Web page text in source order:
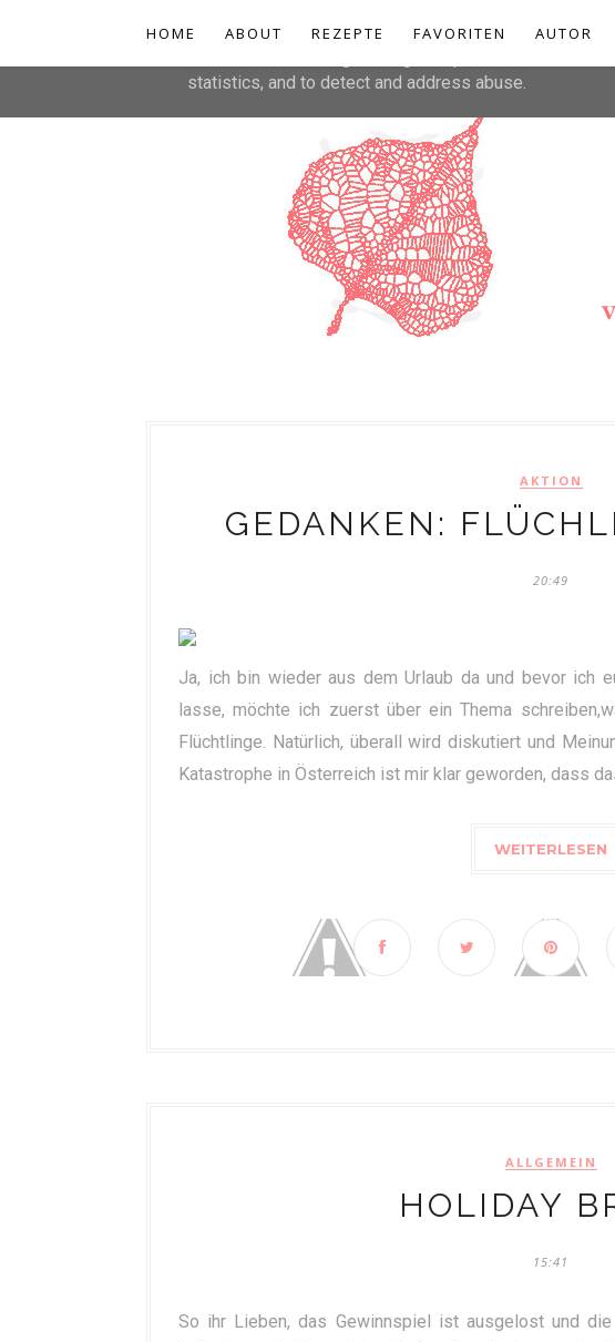
HOME ABOUT REZEPTE FAVORITEN AUTOR
AKTION
GEDANKEN:
20:49
Ja, ich bin wieder aus dem Urlaub da und bevor ich
lasse, möchte ich zuerst über ein Thema
Flüchtlinge. Natürlich, überall wird diskutiert und
Katastrophe in Österreich ist mir klar geworden, dass
WEITERLESEN
ALLGEMEIN
HOLIDAY
15:41
So ihr Lieben, das Gewinnspiel ist ausgelost und
This site uses cookies from Google to deliver its
statistics, and to detect and address abuse.